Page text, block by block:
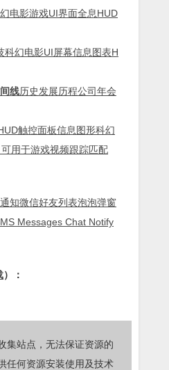
电影游戏UI界面全息HUD
科幻电影UI屏幕信息图表H
线历史发展历程公司年会
触控面板信息图形科幻
用于游戏视频跟踪匹配
知微信好友列表泡泡弹窗
Messages Chat Notify
）：
集站点，无法保证资源的
任何资源安装使用及技术